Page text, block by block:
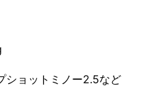
ョットミノー2.5など